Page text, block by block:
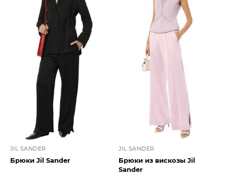
JIL SANDER
Брюки Jil Sander
JIL SANDER
Брюки из вискозы Jil
Sander